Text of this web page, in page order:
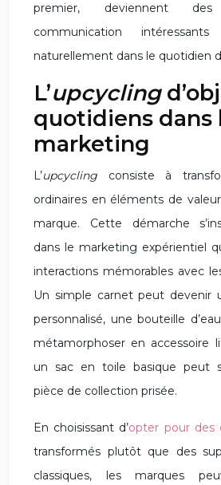
premier, deviennent
communication
naturellement dans le quotidien
L’upcycling
quotidiens dans
marketing
L’upcycling consiste à
ordinaires en éléments de
marque. Cette démarche
dans le marketing expérientiel
interactions mémorables avec
Un simple carnet peut devenir
personnalisé, une bouteille
métamorphoser en accessoire
un sac en toile basique peut
pièce de collection prisée.
En choisissant d’opter pour des
transformés plutôt que des
classiques, les marques